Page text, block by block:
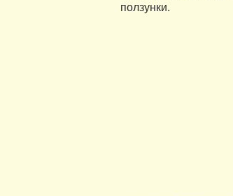
ползунки.